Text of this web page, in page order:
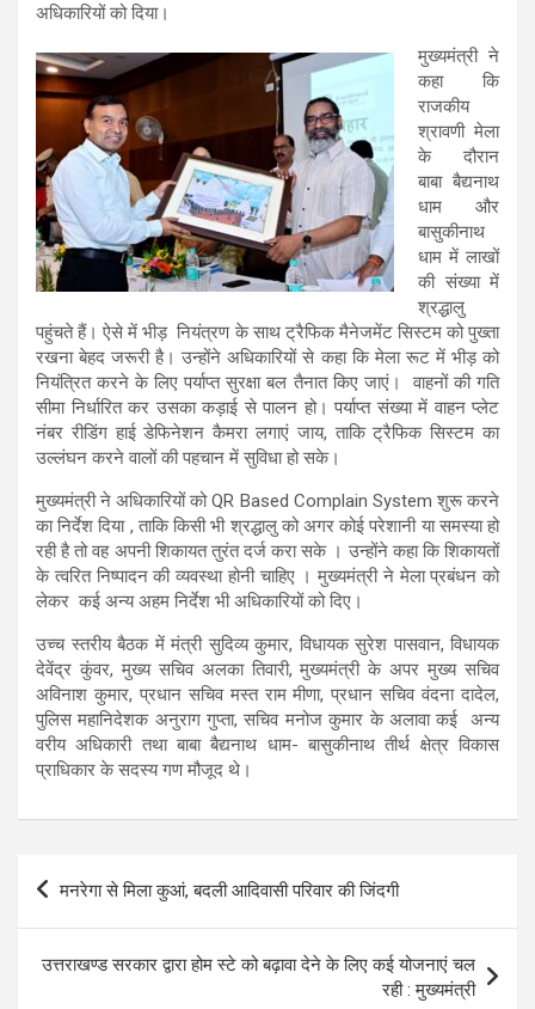
अधिकारियों को दिया।
मुख्यमंत्री ने
कहा कि
राजकीय
श्रावणी मेला
के दौरान
बाबा बैद्यनाथ
धाम और
बासुकीनाथ
धाम में लाखों
की संख्या में
श्रद्धालु
पहुंचते हैं। ऐसे में भीड़ नियंत्रण के साथ ट्रैफिक मैनेजमेंट सिस्टम को पुख्ता
रखना बेहद जरूरी है। उन्होंने अधिकारियों से कहा कि मेला रूट में भीड़ को
नियंत्रित करने के लिए पर्याप्त सुरक्षा बल तैनात किए जाएं। वाहनों की गति
सीमा निर्धारित कर उसका कड़ाई से पालन हो। पर्याप्त संख्या में वाहन प्लेट
नंबर रीडिंग हाई डेफिनेशन कैमरा लगाएं जाय, ताकि ट्रैफिक सिस्टम का
उल्लंघन करने वालों की पहचान में सुविधा हो सके।
मुख्यमंत्री ने अधिकारियों को QR Based Complain System शुरू करने
का निर्देश दिया , ताकि किसी भी श्रद्धालु को अगर कोई परेशानी या समस्या हो
रही है तो वह अपनी शिकायत तुरंत दर्ज करा सके । उन्होंने कहा कि शिकायतों
के त्वरित निष्पादन की व्यवस्था होनी चाहिए । मुख्यमंत्री ने मेला प्रबंधन को
लेकर कई अन्य अहम निर्देश भी अधिकारियों को दिए।
उच्च स्तरीय बैठक में मंत्री सुदिव्य कुमार, विधायक सुरेश पासवान, विधायक
देवेंद्र कुंवर, मुख्य सचिव अलका तिवारी, मुख्यमंत्री के अपर मुख्य सचिव
अविनाश कुमार, प्रधान सचिव मस्त राम मीणा, प्रधान सचिव वंदना दादेल,
पुलिस महानिदेशक अनुराग गुप्ता, सचिव मनोज कुमार के अलावा कई अन्य
वरीय अधिकारी तथा बाबा बैद्यनाथ धाम- बासुकीनाथ तीर्थ क्षेत्र विकास
प्राधिकार के सदस्य गण मौजूद थे।
Post
मनरेगा से मिला कुआं, बदली आदिवासी परिवार की जिंदगी
उत्तराखण्ड सरकार द्वारा होम स्टे को बढ़ावा देने के लिए कई योजनाएं चल
रही : मुख्यमंत्री